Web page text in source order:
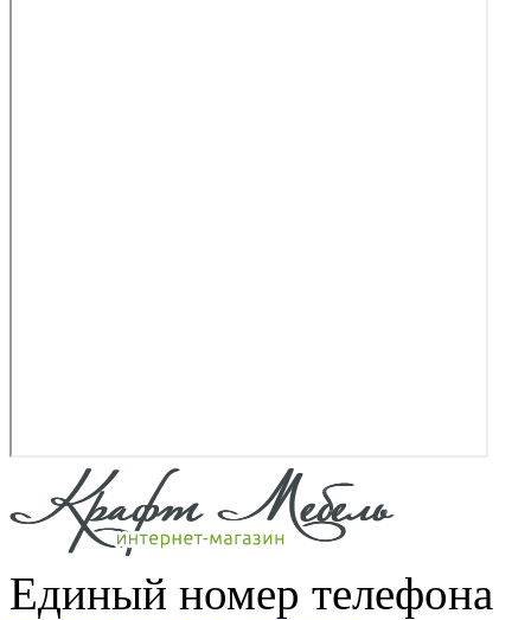
Единый номер телефона